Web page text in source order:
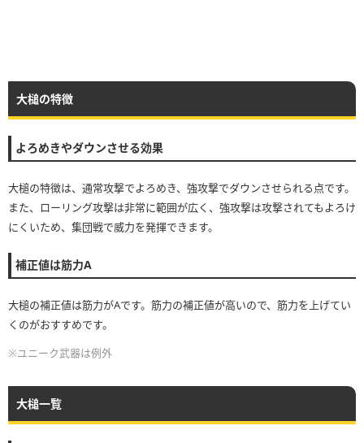
大槌の特徴
よろめきやダウンさせる効果
大槌の特徴は、通常攻撃でよろめき、強攻撃でダウンさせられる点です。
また、ローリング攻撃は非常に範囲が広く、強攻撃は攻撃されてもよろけ
にくいため、集団戦で威力を発揮できます。
補正値は筋力A
大槌の補正値は筋力がAです。筋力の補正値が高いので、筋力を上げてい
くのがおすすめです。
※ユニーク武器は例外
大槌一覧